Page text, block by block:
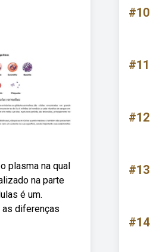
plasma na qual
na parte
é um.
diferenças
#10
#11
#12
#13
#14